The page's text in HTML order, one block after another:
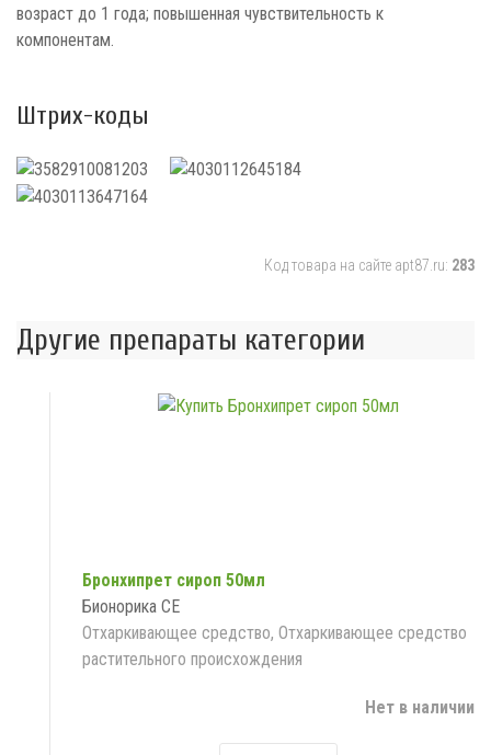
возраст до 1 года; повышенная чувствительность к
компонентам.
Штрих-коды
Код товара на сайте apt87.ru: 283
Другие препараты категории
Бронхипрет сироп 50мл
Бионорика СЕ
Отхаркивающее средство, Отхаркивающее средство
растительного происхождения
Нет в наличии